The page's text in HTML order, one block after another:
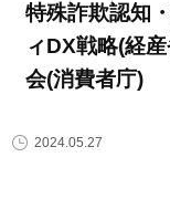
特殊詐欺認知
ィDX戦略(経
会(消費者庁)
2024.05.27